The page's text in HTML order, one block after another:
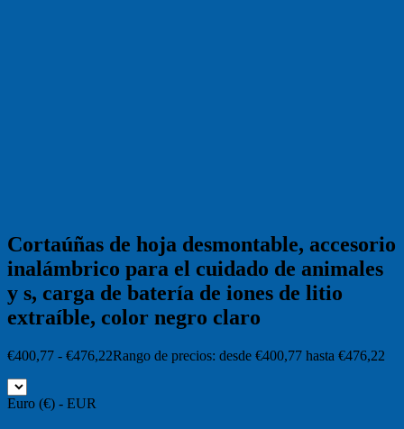
Cortaúñas de hoja desmontable, accesorio
inalámbrico para el cuidado de animales
y s, carga de batería de iones de litio
extraíble, color negro claro
€400,77 - €476,22Rango de precios: desde €400,77 hasta €476,22
Euro (€) - EUR